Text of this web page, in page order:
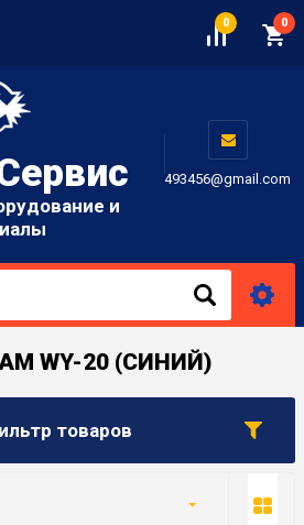
0 0
и
493456@gmail.com
WY-20 (СИНИЙ)
товаров